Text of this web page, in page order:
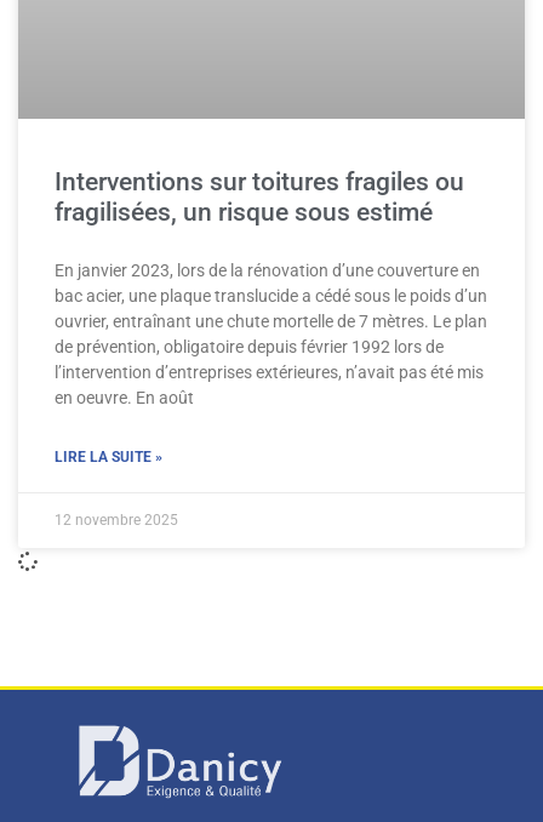
Interventions sur toitures fragiles ou
fragilisées, un risque sous estimé
En janvier 2023, lors de la rénovation d’une couverture en
bac acier, une plaque translucide a cédé sous le poids d’un
ouvrier, entraînant une chute mortelle de 7 mètres. Le plan
de prévention, obligatoire depuis février 1992 lors de
l’intervention d’entreprises extérieures, n’avait pas été mis
en oeuvre. En août
LIRE LA SUITE »
12 novembre 2025